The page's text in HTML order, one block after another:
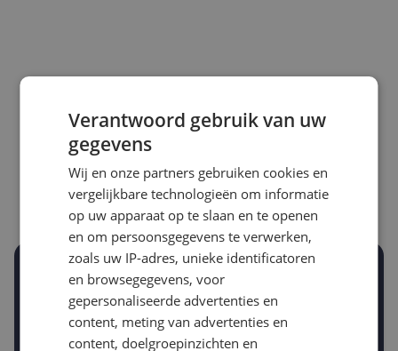
Laagste prijs ooit
Hoogste prijs ooit
€ 35,91
Goedkoopste nu
€ 24,95
Laatste prijsupdate
07-08-2026
Stel een alert in en mis geen prijsdaling
Krijg een seintje zodra de prijs zakt
Jouw e-mailadres
Verantwoord gebruik van uw
gegevens
Wij en onze partners gebruiken cookies en
vergelijkbare technologieën om informatie
op uw apparaat op te slaan en te openen
en om persoonsgegevens te verwerken,
zoals uw IP-adres, unieke identificatoren
en browsegegevens, voor
gepersonaliseerde advertenties en
content, meting van advertenties en
content, doelgroepinzichten en